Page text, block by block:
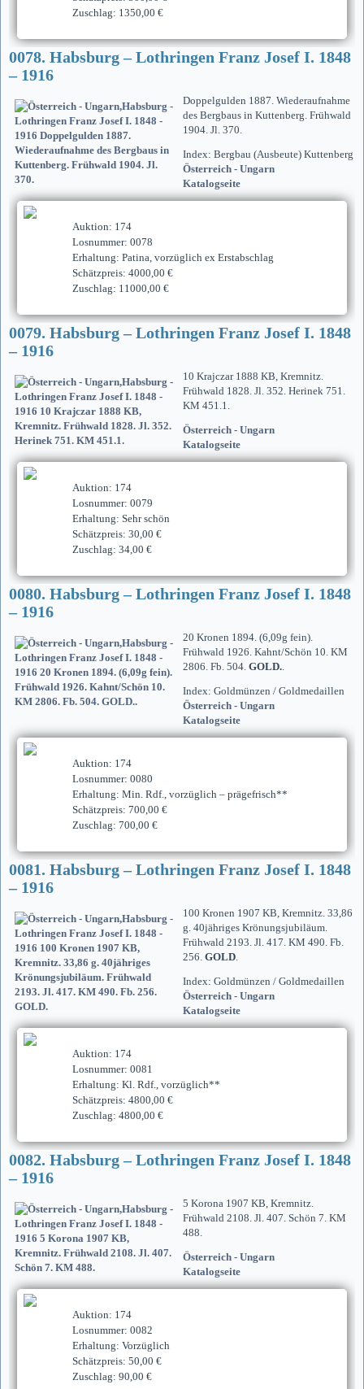
Zuschlag: 1350,00 €
0078. Habsburg – Lothringen Franz Josef I. 1848
– 1916
Doppelgulden 1887. Wiederaufnahme
des Bergbaus in Kuttenberg. Frühwald
1904. Jl. 370.
Index: Bergbau (Ausbeute) Kuttenberg
Österreich - Ungarn
Katalogseite
Auktion: 174
Losnummer: 0078
Erhaltung: Patina, vorzüglich ex Erstabschlag
Schätzpreis: 4000,00 €
Zuschlag: 11000,00 €
0079. Habsburg – Lothringen Franz Josef I. 1848
– 1916
10 Krajczar 1888 KB, Kremnitz.
Frühwald 1828. Jl. 352. Herinek 751.
KM 451.1.
Österreich - Ungarn
Katalogseite
Auktion: 174
Losnummer: 0079
Erhaltung: Sehr schön
Schätzpreis: 30,00 €
Zuschlag: 34,00 €
0080. Habsburg – Lothringen Franz Josef I. 1848
– 1916
20 Kronen 1894. (6,09g fein).
Frühwald 1926. Kahnt/Schön 10. KM
2806. Fb. 504. GOLD..
Index: Goldmünzen / Goldmedaillen
Österreich - Ungarn
Katalogseite
Auktion: 174
Losnummer: 0080
Erhaltung: Min. Rdf., vorzüglich – prägefrisch**
Schätzpreis: 700,00 €
Zuschlag: 700,00 €
0081. Habsburg – Lothringen Franz Josef I. 1848
– 1916
100 Kronen 1907 KB, Kremnitz. 33,86
g. 40jähriges Krönungsjubiläum.
Frühwald 2193. Jl. 417. KM 490. Fb.
256. GOLD.
Index: Goldmünzen / Goldmedaillen
Österreich - Ungarn
Katalogseite
Auktion: 174
Losnummer: 0081
Erhaltung: Kl. Rdf., vorzüglich**
Schätzpreis: 4800,00 €
Zuschlag: 4800,00 €
0082. Habsburg – Lothringen Franz Josef I. 1848
– 1916
5 Korona 1907 KB, Kremnitz.
Frühwald 2108. Jl. 407. Schön 7. KM
488.
Österreich - Ungarn
Katalogseite
Auktion: 174
Losnummer: 0082
Erhaltung: Vorzüglich
Schätzpreis: 50,00 €
Zuschlag: 90,00 €